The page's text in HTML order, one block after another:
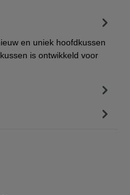
en uniek hoofdkussen
is ontwikkeld voor